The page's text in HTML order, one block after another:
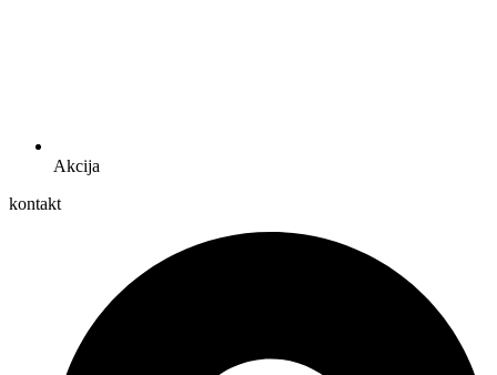
Akcija
kontakt